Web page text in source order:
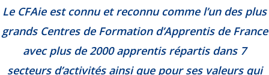
Le CFAie est connu et reconnu comme l’un des plus
grands Centres de Formation d’Apprentis de France
avec plus de 2000 apprentis répartis dans 7
secteurs d’activités ainsi que pour ses valeurs qui